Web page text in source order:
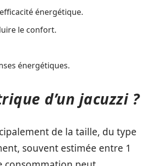
énergétique.
le confort.
énergétiques.
d’un jacuzzi ?
de la taille, du type
souvent estimée entre 1